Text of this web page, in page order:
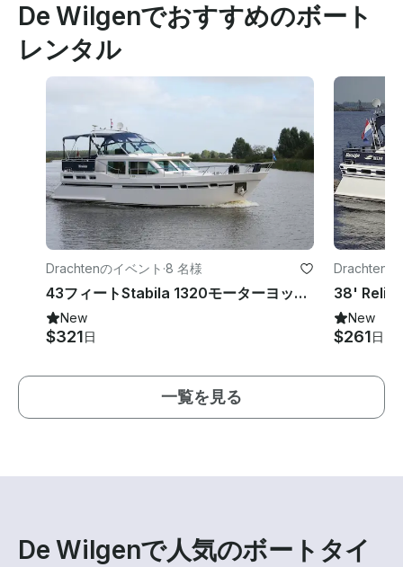
De Wilgenでおすすめのボート
レンタル
Drachtenのイベント ·8 名様
43フィートStabila 1320モーターヨットチャーター（ドラハテン）-オランダ・フリースラント
New
$321日
Drachtenの
New
$261日
一覧を見る
De Wilgenで人気のボートタイ